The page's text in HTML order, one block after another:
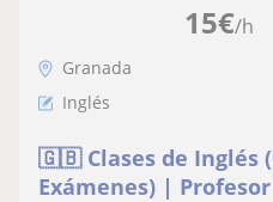
15€/h
Granada
Inglés
🇬🇧 Clases de Inglés
Exámenes) |